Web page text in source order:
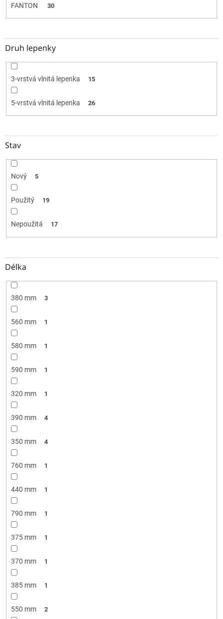
FANTON 30
Druh lepenky
3-vrstvá vlnitá lepenka 15
5-vrstvá vlnitá lepenka 26
Stav
Nový 5
Použitý 19
Nepoužitá 17
Délka
380 mm 3
560 mm 1
580 mm 1
590 mm 1
320 mm 1
390 mm 4
350 mm 4
760 mm 1
440 mm 1
790 mm 1
375 mm 1
370 mm 1
385 mm 1
550 mm 2